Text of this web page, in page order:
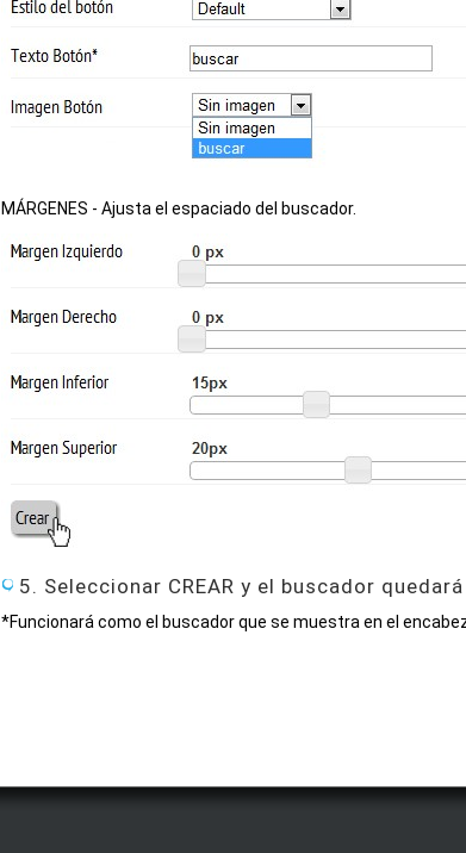
MÁRGENES - Ajusta el espaciado del buscador.
5. Seleccionar CREAR y el buscador
*Funcionará como el buscador que se muestra en el